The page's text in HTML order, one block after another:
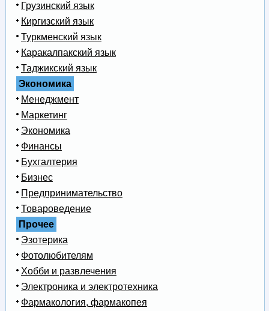
Грузинский язык
Киргизский язык
Туркменский язык
Каракалпакский язык
Таджикский язык
Экономика
Менеджмент
Маркетинг
Экономика
Финансы
Бухгалтерия
Бизнес
Предпринимательство
Товароведение
Прочее
Эзотерика
Фотолюбителям
Хобби и развлечения
Электроника и электротехника
Фармакология, фармакопея